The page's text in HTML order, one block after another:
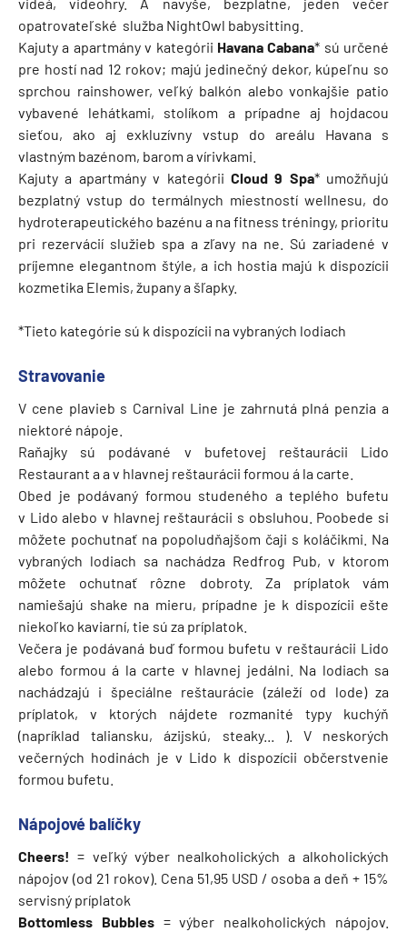
videá, videohry. A navyše, bezplatne, jeden večer
opatrovateľské služba NightOwl babysitting.
Kajuty a apartmány v kategórii Havana Cabana* sú určené
pre hostí nad 12 rokov; majú jedinečný dekor, kúpeľnu so
sprchou rainshower, veľký balkón alebo vonkajšie patio
vybavené lehátkami, stolíkom a prípadne aj hojdacou
sieťou, ako aj exkluzívny vstup do areálu Havana s
vlastným bazénom, barom a vírivkami.
Kajuty a apartmány v kategórii Cloud 9 Spa* umožňujú
bezplatný vstup do termálnych miestností wellnesu, do
hydroterapeutického bazénu a na fitness tréningy, prioritu
pri rezervácií služieb spa a zľavy na ne. Sú zariadené v
príjemne elegantnom štýle, a ich hostia majú k dispozícii
kozmetika Elemis, župany a šľapky.
*Tieto kategórie sú k dispozícii na vybraných lodiach
Stravovanie
V cene plavieb s Carnival Line je zahrnutá plná penzia a
niektoré nápoje.
Raňajky sú podávané v bufetovej reštaurácii Lido
Restaurant a a v hlavnej reštaurácii formou á la carte.
Obed je podávaný formou studeného a teplého bufetu
v Lido alebo v hlavnej reštaurácii s obsluhou. Poobede si
môžete pochutnať na popoludňajšom čaji s koláčikmi. Na
vybraných lodiach sa nachádza Redfrog Pub, v ktorom
môžete ochutnať rôzne dobroty. Za príplatok vám
namiešajú shake na mieru, prípadne je k dispozícii ešte
niekoľko kaviarní, tie sú za príplatok.
Večera je podávaná buď formou bufetu v reštaurácii Lido
alebo formou á la carte v hlavnej jedálni. Na lodiach sa
nachádzajú i špeciálne reštaurácie (záleží od lode) za
príplatok, v ktorých nájdete rozmanité typy kuchýň
(napríklad taliansku, ázijskú, steaky... ). V neskorých
večerných hodinách je v Lido k dispozícii občerstvenie
formou bufetu.
Nápojové balíčky
Cheers! = veľký výber nealkoholických a alkoholických
nápojov (od 21 rokov). Cena 51,95 USD / osoba a deň + 15%
servisný príplatok
Bottomless Bubbles = výber nealkoholických nápojov.